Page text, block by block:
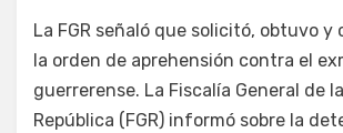
porFernando Miranda Servín
La FGR señaló que solicitó, obtuvo
la orden de aprehensión contra el
guerrerense. La Fiscalía General de la
República (FGR) informó sobre la